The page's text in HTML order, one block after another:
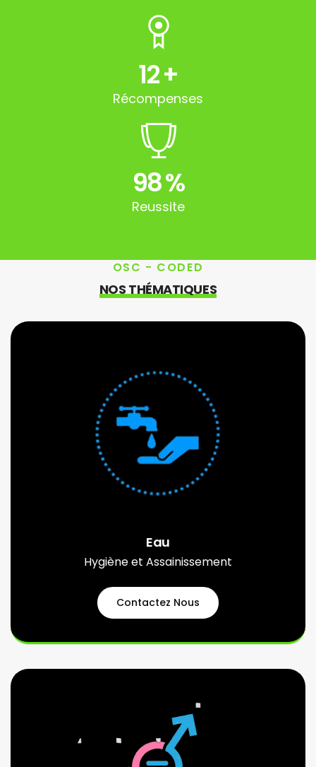
12+
Récompenses
98%
Reussite
OSC - CODED
NOS THÉMATIQUES
Eau
Hygiène et Assainissement
Contactez Nous